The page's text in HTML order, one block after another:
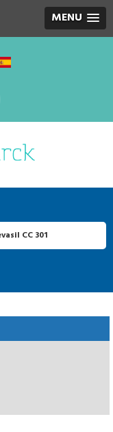
MENU
CC 301